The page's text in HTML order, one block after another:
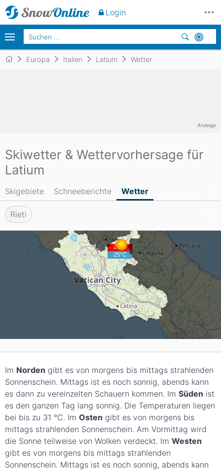
Europa Italien Latium Wetter
Skiwetter & Wettervorhersage für
Latium
Skigebiete Schneeberichte Wetter
Rieti
Im Norden gibt es von morgens bis mittags strahlenden
Sonnenschein. Mittags ist es noch sonnig, abends kann
es dann zu vereinzelten Schauern kommen. Im Süden ist
es den ganzen Tag lang sonnig. Die Temperaturen liegen
bei bis zu 31 °C. Im Osten gibt es von morgens bis
mittags strahlenden Sonnenschein. Am Vormittag wird
die Sonne teilweise von Wolken verdeckt. Im Westen
gibt es von morgens bis mittags strahlenden
Sonnenschein. Mittags ist es noch sonnig, abends kann
Anzeige
Login